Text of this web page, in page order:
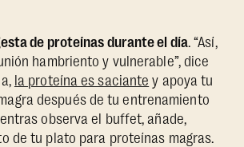
de proteínas durante el día. “Así,
hambriento y vulnerable”, dice
la proteína es saciante y apoya tu
después de tu entrenamiento
observa el buffet, añade,
de tu plato para proteínas magras.